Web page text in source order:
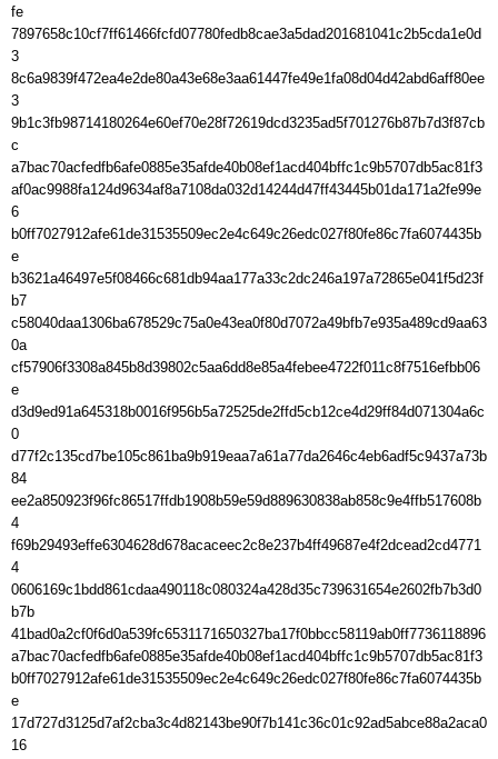
fe
7897658c10cf7ff61466fcfd07780fedb8cae3a5dad201681041c2b5cda1e0d
3
8c6a9839f472ea4e2de80a43e68e3aa61447fe49e1fa08d04d42abd6aff80ee
3
9b1c3fb98714180264e60ef70e28f72619dcd3235ad5f701276b87b7d3f87cb
c
a7bac70acfedfb6afe0885e35afde40b08ef1acd404bffc1c9b5707db5ac81f3
af0ac9988fa124d9634af8a7108da032d14244d47ff43445b01da171a2fe99e
6
b0ff7027912afe61de31535509ec2e4c649c26edc027f80fe86c7fa6074435b
e
b3621a46497e5f08466c681db94aa177a33c2dc246a197a72865e041f5d23f
b7
c58040daa1306ba678529c75a0e43ea0f80d7072a49bfb7e935a489cd9aa63
0a
cf57906f3308a845b8d39802c5aa6dd8e85a4febee4722f011c8f7516efbb06
e
d3d9ed91a645318b0016f956b5a72525de2ffd5cb12ce4d29ff84d071304a6c
0
d77f2c135cd7be105c861ba9b919eaa7a61a77da2646c4eb6adf5c9437a73b
84
ee2a850923f96fc86517ffdb1908b59e59d889630838ab858c9e4ffb517608b
4
f69b29493effe6304628d678acaceec2c8e237b4ff49687e4f2dcead2cd4771
4
0606169c1bdd861cdaa490118c080324a428d35c739631654e2602fb7b3d0
b7b
41bad0a2cf0f6d0a539fc6531171650327ba17f0bbcc58119ab0ff7736118896
a7bac70acfedfb6afe0885e35afde40b08ef1acd404bffc1c9b5707db5ac81f3
b0ff7027912afe61de31535509ec2e4c649c26edc027f80fe86c7fa6074435b
e
17d727d3125d7af2cba3c4d82143be90f7b141c36c01c92ad5abce88a2aca0
16